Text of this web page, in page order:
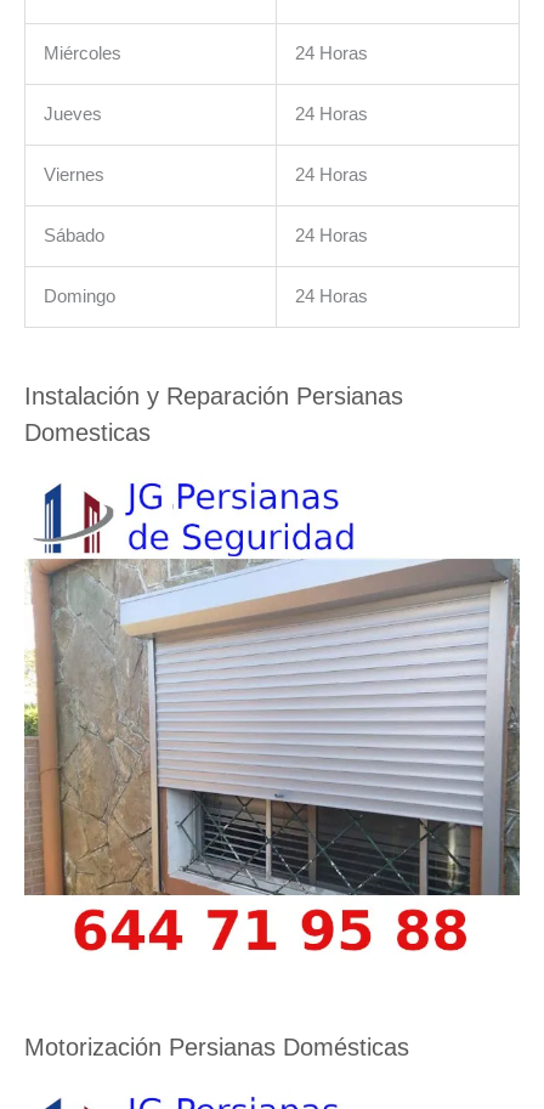
Miércoles 24 Horas
Jueves 24 Horas
Viernes 24 Horas
Sábado 24 Horas
Domingo 24 Horas
Instalación y Reparación Persianas
Domesticas
Motorización Persianas Domésticas